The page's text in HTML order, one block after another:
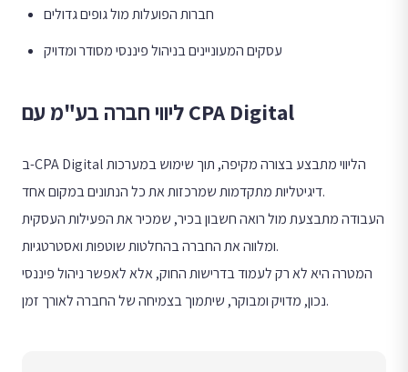
חברות הפועלות מול גופים גדולים
עסקים המעוניינים בניהול פיננסי מסודר ומדויק
ליווי חברה בע"מ עם CPA Digital
ב-CPA Digital הליווי מתבצע בצורה מקיפה, תוך שימוש במערכות
דיגיטליות מתקדמות שמרכזות את כל הנתונים במקום אחד.
העבודה מתבצעת מול רואה חשבון בכיר, שמכיר את הפעילות העסקית
ומלווה את החברה בהחלטות שוטפות ואסטרטגיות.
המטרה היא לא רק לעמוד בדרישות החוק, אלא לאפשר ניהול פיננסי
נכון, מדויק ומבוקר, שיתמוך בצמיחה של החברה לאורך זמן.